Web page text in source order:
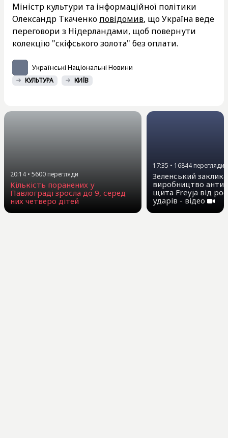
Міністр культури та інформаційної політики
Олександр Ткаченко повідомив, що Україна веде
переговори з Нідерландами, щоб повернути
колекцію "скіфського золота" без оплати.
Українські Національні Новини
КУЛЬТУРА КИЇВ
20:14 • 5600 перегляди
Кількість поранених у
Павлограді зросла до 9, серед
них четверо дітей
17:35 • 16844перегляди
Зеленський
виробництво
щита Freyja від
ударів - відео